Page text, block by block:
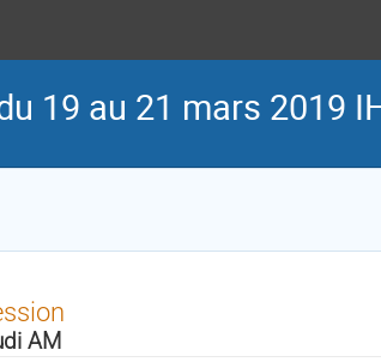
19 au 21 mars 2019
AM